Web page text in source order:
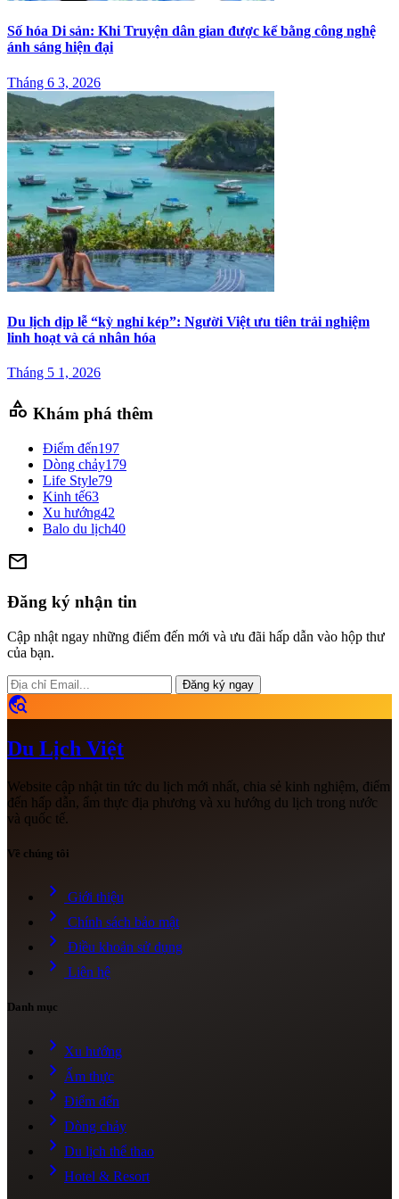
Số hóa Di sản: Khi Truyện dân gian được kể bằng công nghệ
ánh sáng hiện đại
Tháng 6 3, 2026
Du lịch dịp lễ “kỳ nghỉ kép”: Người Việt ưu tiên trải nghiệm
linh hoạt và cá nhân hóa
Tháng 5 1, 2026
category Khám phá thêm
Điểm đến197
Dòng chảy179
Life Style79
Kinh tế63
Xu hướng42
Balo du lịch40
mail
Đăng ký nhận tin
Cập nhật ngay những điểm đến mới và ưu đãi hấp dẫn vào hộp thư
của bạn.
Đăng ký ngay
travel_explore
Du Lịch Việt
Website cập nhật tin tức du lịch mới nhất, chia sẻ kinh nghiệm, điểm
đến hấp dẫn, ẩm thực địa phương và xu hướng du lịch trong nước
và quốc tế.
Về chúng tôi
chevron_right Giới thiệu
chevron_right Chính sách bảo mật
chevron_right Điều khoản sử dụng
chevron_right Liên hệ
Danh mục
chevron_right Xu hướng
chevron_right Ẩm thực
chevron_right Điểm đến
chevron_right Dòng chảy
chevron_right Du lịch thể thao
chevron_right Hotel & Resort